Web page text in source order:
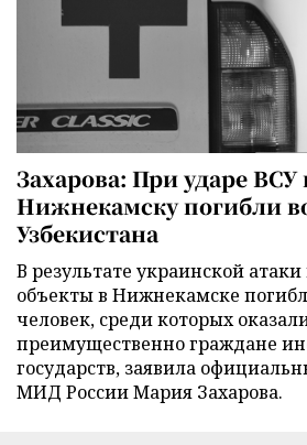
Захарова: При ударе ВСУ
Нижнекамску погибли
Узбекистана
В результате украинской
объекты в Нижнекамске
человек, среди которых
преимущественно граждане
государств, заявила
МИД России Мария Захарова.